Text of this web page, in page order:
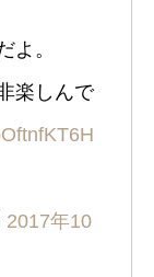
よ。
楽しんで
2017年10